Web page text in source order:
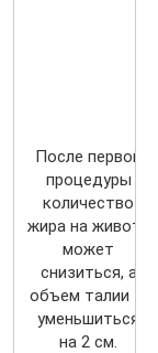
После первой
процедуры
количество
жира на животе
может
снизиться, а
объем талии —
уменьшиться
на 2 см.